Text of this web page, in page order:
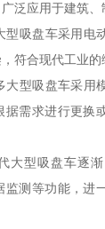
泛应用于建筑、
型吸盘车采用电
符合现代工业的
大型吸盘车采用
据需求进行更换
大型吸盘车逐
监测等功能，进